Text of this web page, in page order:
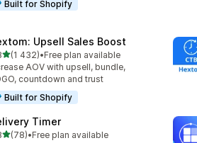
Built for Shopify
Upsell Sales Boost
z 5 hvězd
(1 432)počet recenzí: 1432
•Free plan available
AOV with upsell, bundle,
countdown and trust
Built for Shopify
Timer
z 5 hvězd
(78)počet recenzí: 78
•Free plan available